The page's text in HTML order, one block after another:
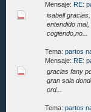
Mensaje: RE:
isabell
entendido
cogiendo,no...
Tema: partos
Mensaje: RE:
gracias fany
gran sala
ord...
Tema: partos